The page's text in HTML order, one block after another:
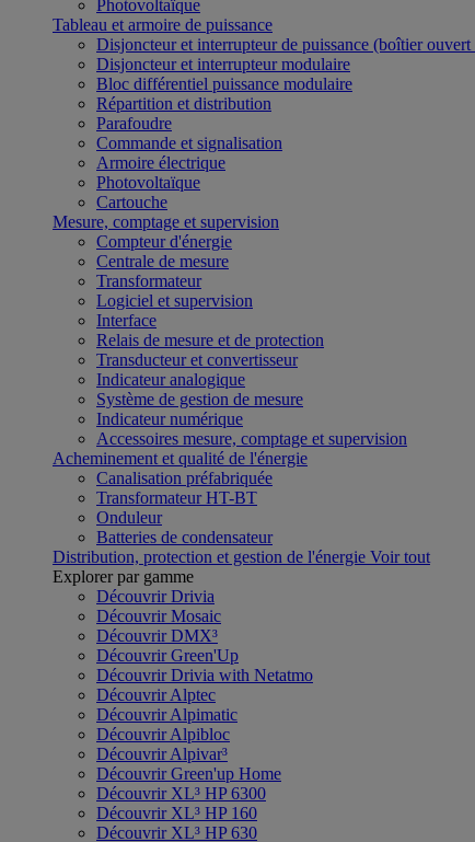
Photovoltaïque
Tableau et armoire de puissance
Disjoncteur et interrupteur de puissance (boîtier ouvert
Disjoncteur et interrupteur modulaire
Bloc différentiel puissance modulaire
Répartition et distribution
Parafoudre
Commande et signalisation
Armoire électrique
Photovoltaïque
Cartouche
Mesure, comptage et supervision
Compteur d'énergie
Centrale de mesure
Transformateur
Logiciel et supervision
Interface
Relais de mesure et de protection
Transducteur et convertisseur
Indicateur analogique
Système de gestion de mesure
Indicateur numérique
Accessoires mesure, comptage et supervision
Acheminement et qualité de l'énergie
Canalisation préfabriquée
Transformateur HT-BT
Onduleur
Batteries de condensateur
Distribution, protection et gestion de l'énergie Voir tout
Explorer par gamme
Découvrir Drivia
Découvrir Mosaic
Découvrir DMX³
Découvrir Green'Up
Découvrir Drivia with Netatmo
Découvrir Alptec
Découvrir Alpimatic
Découvrir Alpibloc
Découvrir Alpivar³
Découvrir Green'up Home
Découvrir XL³ HP 6300
Découvrir XL³ HP 160
Découvrir XL³ HP 630